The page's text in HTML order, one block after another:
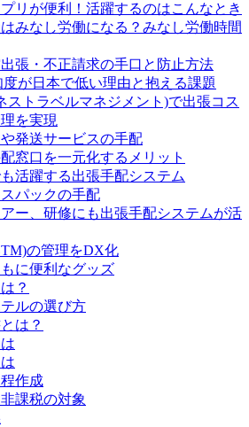
リが便利！活躍するのはこんなとき
みなし労働になる？みなし労働時間
張・不正請求の手口と防止方法
が日本で低い理由と抱える課題
ストラベルマネジメント)で出張コス
を実現
発送サービスの手配
窓口を一元化するメリット
活躍する出張手配システム
パックの手配
ー、研修にも出張手配システムが活
の管理をDX化
に便利なグッズ
？
ルの選び方
は？
作成
課税の対象